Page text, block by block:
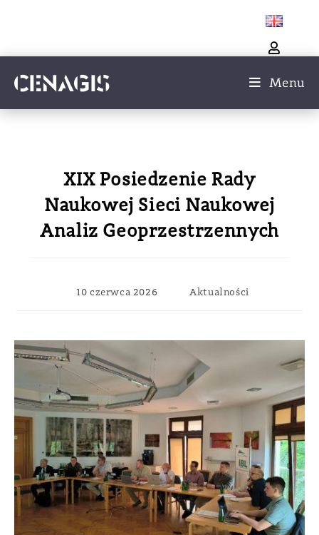
Menu
XIX Posiedzenie Rady
Naukowej Sieci Naukowej
Analiz Geoprzestrzennych
10 czerwca 2026 Aktualności